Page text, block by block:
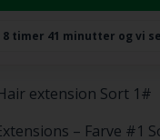
8 timer 40 minutter 59